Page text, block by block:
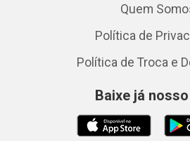
Quem
Política de
Política de Troca e
Baixe já